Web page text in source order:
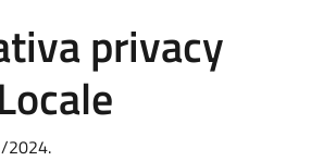
privacy
2024.